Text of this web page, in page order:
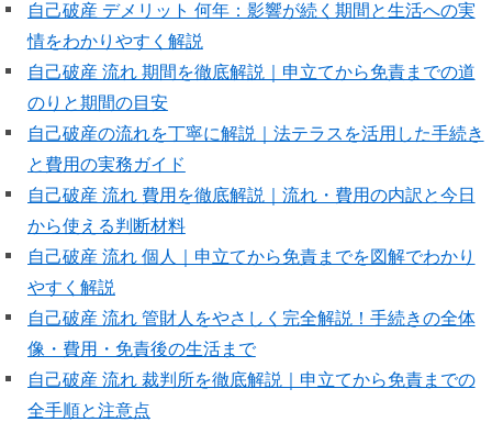
自己破産 デメリット 何年：影響が続く期間と生活への実
情をわかりやすく解説
自己破産 流れ 期間を徹底解説｜申立てから免責までの道
のりと期間の目安
自己破産の流れを丁寧に解説｜法テラスを活用した手続き
と費用の実務ガイド
自己破産 流れ 費用を徹底解説｜流れ・費用の内訳と今日
から使える判断材料
自己破産 流れ 個人｜申立てから免責までを図解でわかり
やすく解説
自己破産 流れ 管財人をやさしく完全解説！手続きの全体
像・費用・免責後の生活まで
自己破産 流れ 裁判所を徹底解説｜申立てから免責までの
全手順と注意点